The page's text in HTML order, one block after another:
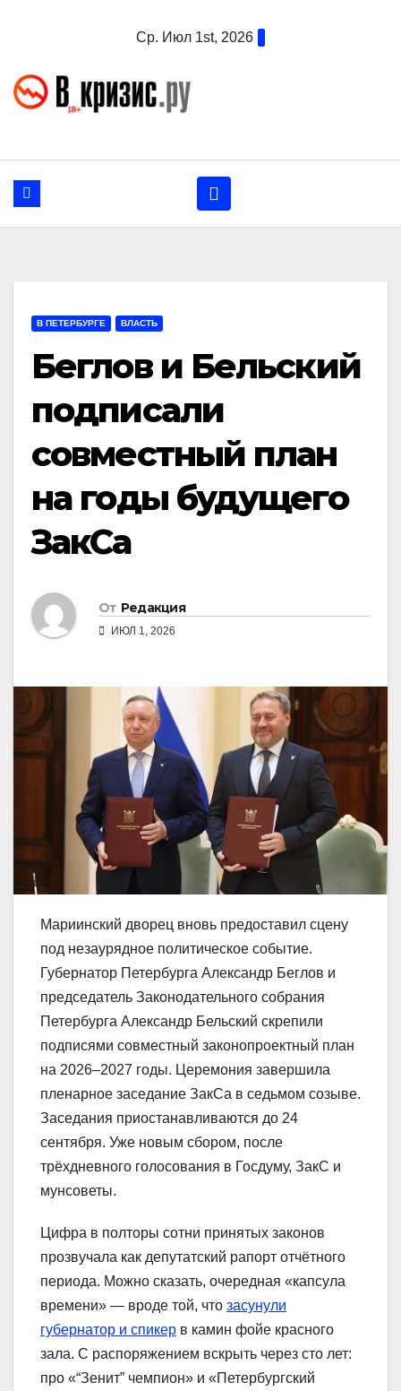
Ср. Июл 1st, 2026
В ПЕТЕРБУРГЕ ВЛАСТЬ
Беглов и Бельский
подписали
совместный план
на годы будущего
ЗакСа
От Редакция
ИЮЛ 1, 2026
Мариинский дворец вновь предоставил сцену
под незаурядное политическое событие.
Губернатор Петербурга Александр Беглов и
председатель Законодательного собрания
Петербурга Александр Бельский скрепили
подписями совместный законопроектный план
на 2026–2027 годы. Церемония завершила
пленарное заседание ЗакСа в седьмом созыве.
Заседания приостанавливаются до 24
сентября. Уже новым сбором, после
трёхдневного голосования в Госдуму, ЗакС и
мунсоветы.
Цифра в полторы сотни принятых законов
прозвучала как депутатский рапорт отчётного
периода. Можно сказать, очередная «капсула
времени» — вроде той, что засунули
губернатор и спикер в камин фойе красного
зала. С распоряжением вскрыть через сто лет:
про «“Зенит” чемпион» и «Петербургский